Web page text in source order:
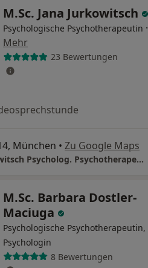
M.Sc. Jana Jurkowitsch
Psychologische Psychotherapeutin ·
Mehr
23 Bewertungen
München • Zu Google Maps
Praxis Jana Jurkowitsch Psycholog. Psychotherapeutin
M.Sc. Barbara Dostler-
Maciuga
Psychologische Psychotherapeutin,
Psychologin
8 Bewertungen